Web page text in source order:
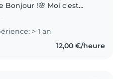
Bonjour !🌸 Moi c'est
Je propose mes
de baby-sitting (à partir..
> 1 an
12,00 €/heure